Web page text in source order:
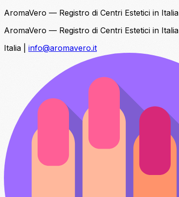
AromaVero — Registro di Centri Estetici in Italia
AromaVero — Registro di Centri Estetici in Italia
Italia
info@aromavero.it